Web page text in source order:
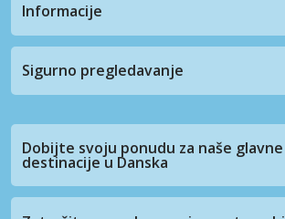
Informacije
Sigurno pregledavanje
Dobijte svoju ponudu za naše glavne
destinacije u Danska